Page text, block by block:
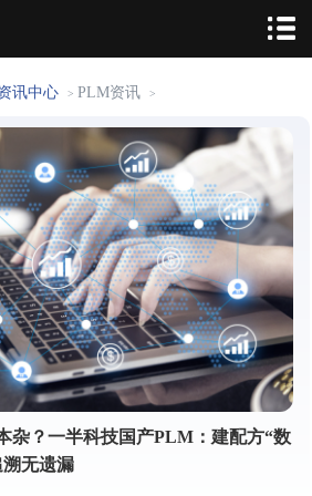
讯中心 > PLM资讯 >
杂？一半科技国产PLM：建配方“数
无遗漏